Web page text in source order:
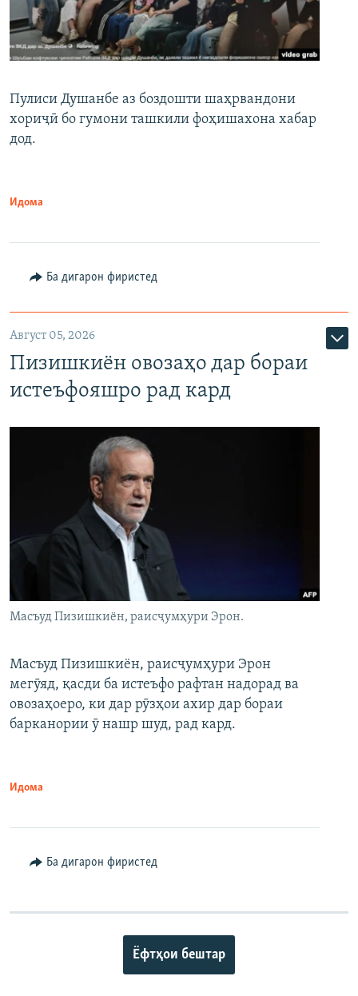
Пулиси Душанбе аз боздошти шаҳрвандони
хориҷӣ бо гумони ташкили фоҳишахона хабар
дод.
Идома
Ба дигарон фиристед
Август 05, 2026
Пизишкиён овозаҳо дар бораи
истеъфояшро рад кард
Масъуд Пизишкиён, раисҷумҳури Эрон.
Масъуд Пизишкиён, раисҷумҳури Эрон
мегӯяд, қасди ба истеъфо рафтан надорад ва
овозаҳоеро, ки дар рӯзҳои ахир дар бораи
барканории ӯ нашр шуд, рад кард.
Идома
Ба дигарон фиристед
Ёфтҳои бештар